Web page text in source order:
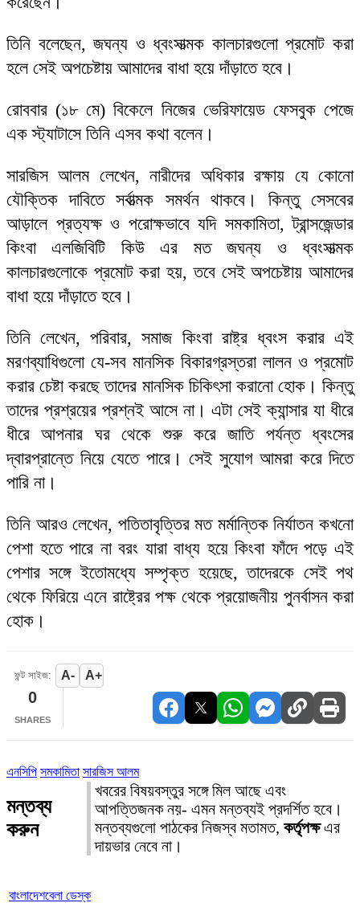
তিনি বলেছেন, জঘন্য ও ধ্বংসাত্মক কালচারগুলো প্রমোট করা
হলে সেই অপচেষ্টায় আমাদের বাধা হয়ে দাঁড়াতে হবে।
রোববার (১৮ মে) বিকেলে নিজের ভেরিফায়েড ফেসবুক পেজে
এক স্ট্যাটাসে তিনি এসব কথা বলেন।
সারজিস আলম লেখেন, নারীদের অধিকার রক্ষায় যে কোনো
যৌক্তিক দাবিতে সর্বাত্মক সমর্থন থাকবে। কিন্তু সেসবের
আড়ালে প্রত্যক্ষ ও পরোক্ষভাবে যদি সমকামিতা, ট্রান্সজেন্ডার
কিংবা এলজিবিটি কিউ এর মত জঘন্য ও ধ্বংসাত্মক
কালচারগুলোকে প্রমোট করা হয়, তবে সেই অপচেষ্টায় আমাদের
বাধা হয়ে দাঁড়াতে হবে।
তিনি লেখেন, পরিবার, সমাজ কিংবা রাষ্ট্র ধ্বংস করার এই
মরণব্যাধিগুলো যে-সব মানসিক বিকারগ্রস্তরা লালন ও প্রমোট
করার চেষ্টা করছে তাদের মানসিক চিকিৎসা করানো হোক। কিন্তু
তাদের প্রশ্রয়ের প্রশ্নই আসে না। এটা সেই ক্যান্সার যা ধীরে
ধীরে আপনার ঘর থেকে শুরু করে জাতি পর্যন্ত ধ্বংসের
দ্বারপ্রান্তে নিয়ে যেতে পারে। সেই সুযোগ আমরা করে দিতে
পারি না।
তিনি আরও লেখেন, পতিতাবৃত্তির মত মর্মান্তিক নির্যাতন কখনো
পেশা হতে পারে না বরং যারা বাধ্য হয়ে কিংবা ফাঁদে পড়ে এই
পেশার সঙ্গে ইতোমধ্যে সম্পৃক্ত হয়েছে, তাদেরকে সেই পথ
থেকে ফিরিয়ে এনে রাষ্ট্রের পক্ষ থেকে প্রয়োজনীয় পুনর্বাসন করা
হোক।
ফন্ট সাইজ: A- A+
0
SHARES
এনসিপি সমকামিতা সারজিস আলম
মন্তব্য
করুন
খবরের বিষয়বস্তুর সঙ্গে মিল আছে এবং
আপত্তিজনক নয়- এমন মন্তব্যই প্রদর্শিত হবে।
মন্তব্যগুলো পাঠকের নিজস্ব মতামত, কর্তৃপক্ষএর
দায়ভার নেবে না।
বাংলাদেশবেলা ডেস্ক